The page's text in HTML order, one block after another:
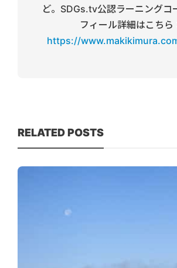
ど。SDGs.tv公認ラーニングコ
フィール詳細はこちら
https://
RELATED POSTS